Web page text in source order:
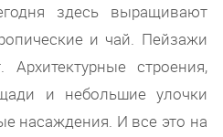
здесь выращивают
и чай. Пейзажи
строения,
и небольшие улочки
насаждения. И все это на